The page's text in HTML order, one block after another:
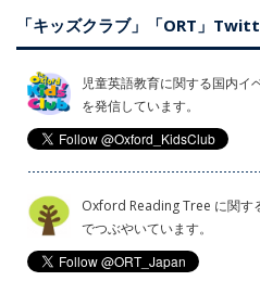
「キッズクラブ」「ORT」
児童英語教育に関する国内イ
を発信しています。
Oxford Reading Tree に関す
でつぶやいています。